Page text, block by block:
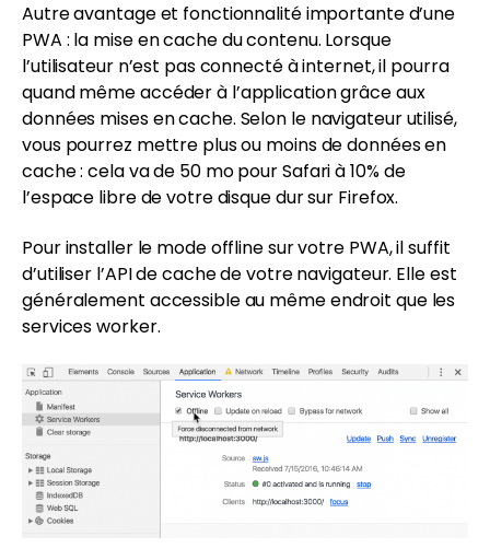
Autre avantage et fonctionnalité importante d’une
PWA : la mise en cache du contenu. Lorsque
l’utilisateur n’est pas connecté à internet, il pourra
quand même accéder à l’application grâce aux
données mises en cache. Selon le navigateur utilisé,
vous pourrez mettre plus ou moins de données en
cache : cela va de 50 mo pour Safari à 10% de
l’espace libre de votre disque dur sur Firefox.
Pour installer le mode offline sur votre PWA, il suffit
d’utiliser l’API de cache de votre navigateur. Elle est
généralement accessible au même endroit que les
services worker.